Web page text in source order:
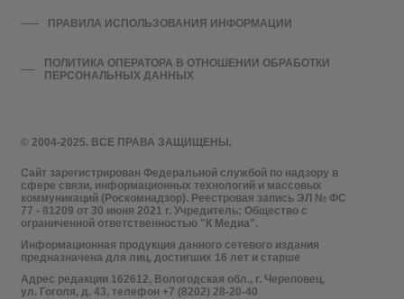
© 2004-2025. ВСЕ ПРАВА ЗАЩИЩЕНЫ.
Сайт зарегистрирован Федеральной службой по надзору в
сфере связи, информационных технологий и массовых
коммуникаций (Роскомнадзор). Реестровая запись ЭЛ № ФС
77 - 81209 от 30 июня 2021 г. Учредитель: Общество с
ограниченной ответственностью "К Медиа".
Информационная продукция данного сетевого издания
предназначена для лиц, достигших 16 лет и старше
Адрес редакции 162612, Вологодская обл., г. Череповец,
ул. Гоголя, д. 43, телефон +7 (8202) 28-20-40
ПРАВИЛА ИСПОЛЬЗОВАНИЯ ИНФОРМАЦИИ
ПОЛИТИКА ОПЕРАТОРА В ОТНОШЕНИИ ОБРАБОТКИ
ПЕРСОНАЛЬНЫХ ДАННЫХ